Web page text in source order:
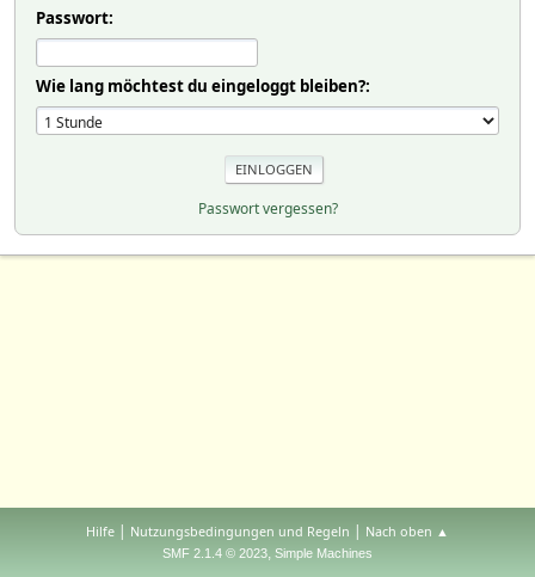
Passwort:
Wie lang möchtest du eingeloggt bleiben?:
Passwort vergessen?
Hilfe | Nutzungsbedingungen und Regeln | Nach oben ▲
SMF 2.1.4 © 2023, Simple Machines